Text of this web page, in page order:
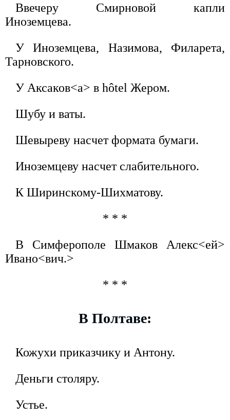
Ввечеру Смирновой капли
Иноземцева.
У Иноземцева, Назимова, Филарета,
Тарновского.
У Аксаков<а> в hôtel Жером.
Шубу и ваты.
Шевыреву насчет формата бумаги.
Иноземцеву насчет слабительного.
К Ширинскому-Шихматову.
* * *
В Симферополе Шмаков Алекс<ей>
Ивано<вич.>
* * *
В Полтаве:
Кожухи приказчику и Антону.
Деньги столяру.
Устье.